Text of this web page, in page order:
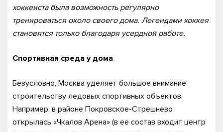
хоккеиста была возможность регулярно
тренироваться около своего дома. Легендами хоккея
становятся только благодаря усердной работе.
Спортивная среда у дома
Безусловно, Москва уделяет большое внимание
строительству ледовых спортивных объектов.
Например, в районе Покровское-Стрешнево
открылась «Чкалов Арена» (в ее состав входит центр